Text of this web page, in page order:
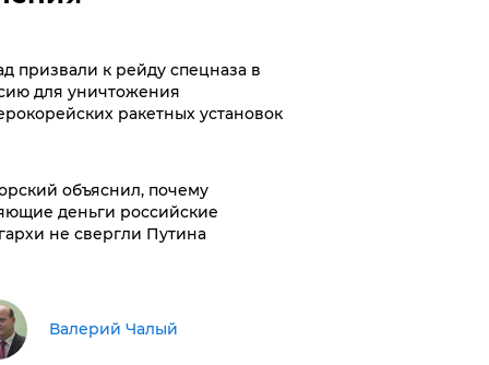
призвали к рейду спецназа в
для уничтожения
ракетных установок
объяснил, почему
деньги российские
не свергли Путина
Валерий Чалый